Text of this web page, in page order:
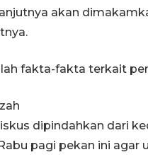
akan
fakta-fakta terkait
dipindahkan dari
pagi pekan ini